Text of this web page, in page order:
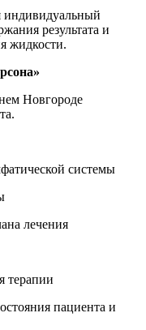
индивидуальный
результата и
жидкости.
Новгороде
системы
лечения
терапии
пациента и